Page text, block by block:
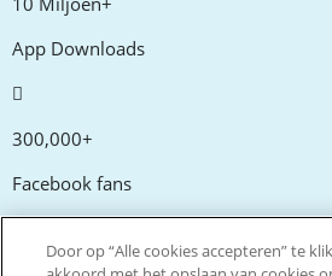
App Downloads
300,000+
Facebook fans
Door op “Alle cookies accepteren” te